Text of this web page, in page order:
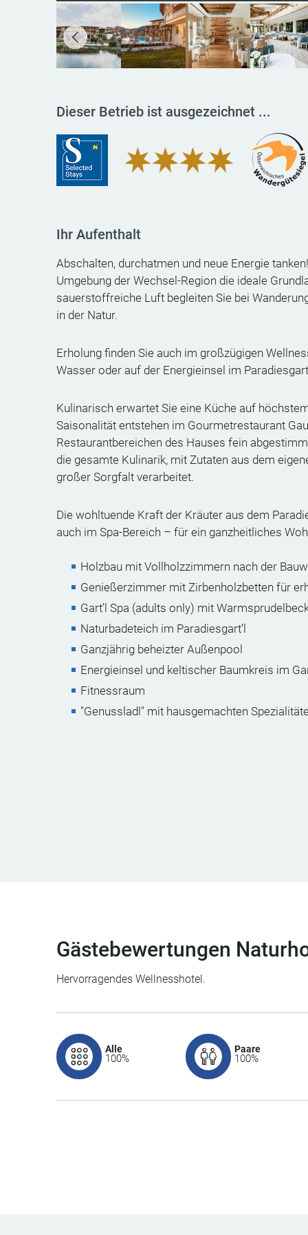
Dieser Betrieb ist ausgezeichnet ...
Ihr Aufenthalt
Abschalten, durchatmen und neue Energie
Umgebung der Wechsel-Region die ideale
sauerstoffreiche Luft begleiten Sie bei
in der Natur.
Erholung finden Sie auch im großzügigen
Wasser oder auf der Energieinsel im
Kulinarisch erwartet Sie eine Küche auf
Saisonalität entstehen im Gourmetrestaurant
Restaurantbereichen des Hauses fein
die gesamte Kulinarik, mit Zutaten aus dem
großer Sorgfalt verarbeitet.
Die wohltuende Kraft der Kräuter aus dem
auch im Spa-Bereich – für ein ganzheitliches
Holzbau mit Vollholzzimmern nach der
Genießerzimmer mit Zirbenholzbetten für
Gart’l Spa (adults only) mit
Naturbadeteich im Paradiesgart’l
Ganzjährig beheizter Außenpool
Energieinsel und keltischer Baumkreis im
Fitnessraum
"Genussladl" mit hausgemachten
Gästebewertungen
Hervorragendes Wellnesshotel.
Alle
100%
Paare
100%